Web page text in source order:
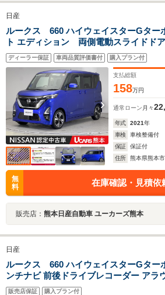
日産
ルークス 660 ハイウェイスターGター
ト エディション 両側電動スライドド
全周囲カメラ Bluetooth LEDヘッドライ
ディーラー保証 車両品質評価書付 購入プラン付
支払総額
158万円
通常ローン 月々
年式 2021年
車検
車検整備付
保証
保証付
住所
熊本県熊本
無
料
在庫確認・見積依
販売店： 熊本日産自動車 ユーカーズ熊本
日産
ルークス 660 ハイウェイスターGタ
ンチナビ 前後ドライブレコーダー アラ
ター LEDヘッドライト フォグランプ
販売店保証 購入プラン付